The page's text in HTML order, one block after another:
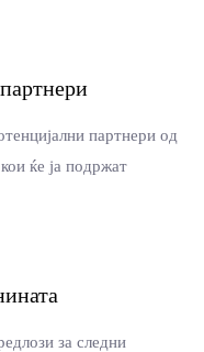
партнери од
ќе ја подржат
за следни